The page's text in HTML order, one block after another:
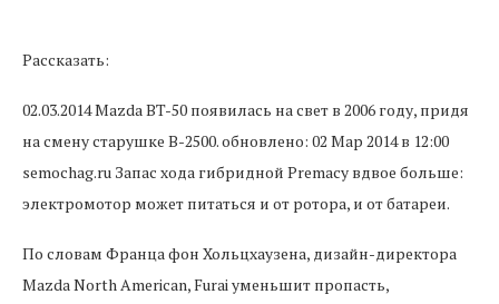
Рассказать:
02.03.2014 Mazda BT-50 появилась на свет в 2006 году, придя
на смену старушке B-2500. обновлено: 02 Мар 2014 в 12:00
semochag.ru Запас хода гибридной Premacy вдвое больше:
электромотор может питаться и от ротора, и от батареи.
По словам Франца фон Хольцхаузена, дизайн-директора
Mazda North American, Furai уменьшит пропасть,